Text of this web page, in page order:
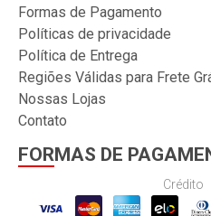
Formas de Pagamento
Políticas de privacidade
Política de Entrega
Regiões Válidas para Frete
Nossas Lojas
Contato
FORMAS DE
Crédito